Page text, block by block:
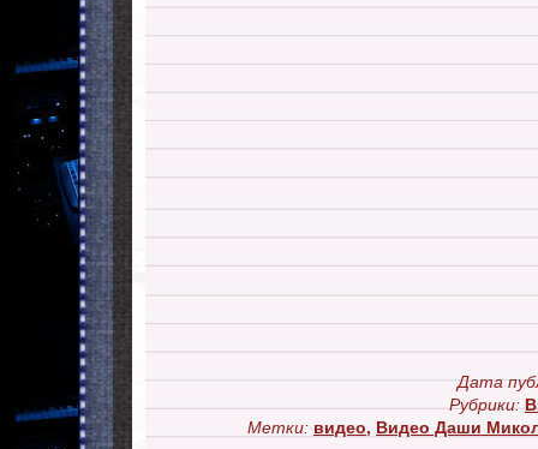
Дата
Рубрики:
Метки: видео, Видео Даши